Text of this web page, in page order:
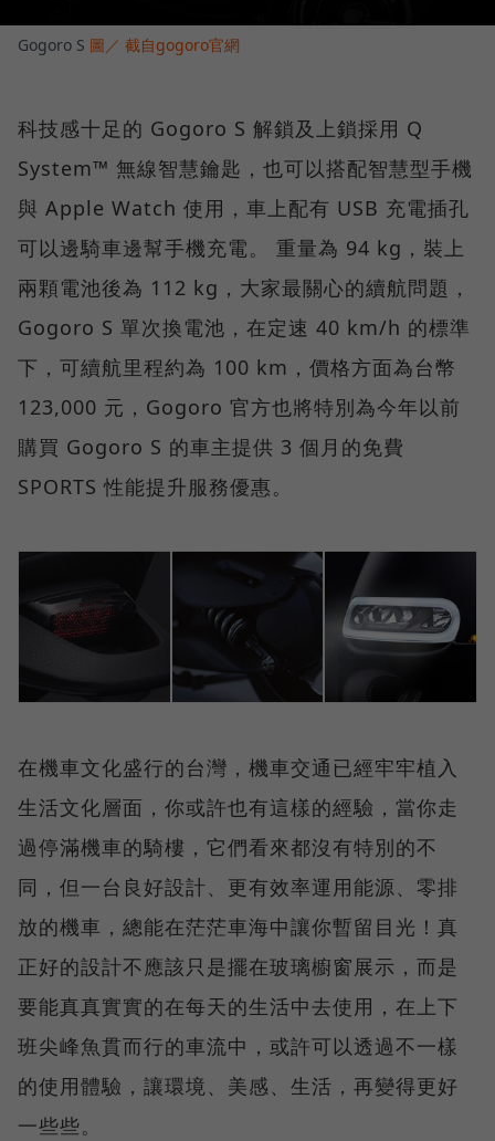
Gogoro S 圖／ 截自gogoro官網
科技感十足的 Gogoro S 解鎖及上鎖採用 Q
System™ 無線智慧鑰匙，也可以搭配智慧型手機
與 Apple Watch 使用，車上配有 USB 充電插孔
可以邊騎車邊幫手機充電。 重量為 94 kg，裝上
兩顆電池後為 112 kg，大家最關心的續航問題，
Gogoro S 單次換電池，在定速 40 km/h 的標準
下，可續航里程約為 100 km，價格方面為台幣
123,000 元，Gogoro 官方也將特別為今年以前
購買 Gogoro S 的車主提供 3 個月的免費
SPORTS 性能提升服務優惠。
在機車文化盛行的台灣，機車交通已經牢牢植入
生活文化層面，你或許也有這樣的經驗，當你走
過停滿機車的騎樓，它們看來都沒有特別的不
同，但一台良好設計、更有效率運用能源、零排
放的機車，總能在茫茫車海中讓你暫留目光！真
正好的設計不應該只是擺在玻璃櫥窗展示，而是
要能真真實實的在每天的生活中去使用，在上下
班尖峰魚貫而行的車流中，或許可以透過不一樣
的使用體驗，讓環境、美感、生活，再變得更好
一些些。